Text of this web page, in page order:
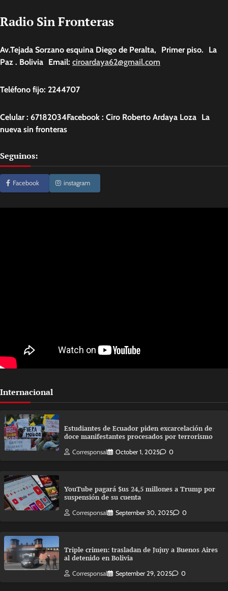
Radio Sin Fronteras
Av.Tejada Sorzano esquina Diego de Peralta, Primer piso. La
Paz . Bolivia Email: ciroardaya62@gmail.com
Teléfono fijo: 2244707
Celular : 67182034Facebook : Ciro Roberto Ardaya Loza La
nueva sin fronteras
Seguinos:
Facebook instagram
Internacional
Estudiantes de Ecuador piden excarcelación de
doce manifestantes procesados por terrorismo
Corresponsal October 1, 2025 0
YouTube pagará $us 24,5 millones a Trump por
suspensión de su cuenta
Corresponsal September 30, 2025 0
Triple crimen: trasladan de Jujuy a Buenos Aires
al detenido en Bolivia
Corresponsal September 29, 2025 0